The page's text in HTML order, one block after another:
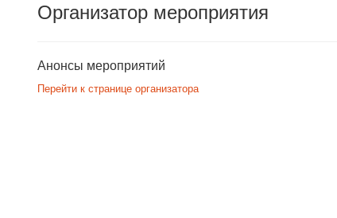
Организатор мероприятия
Анонсы мероприятий
Перейти к странице организатора